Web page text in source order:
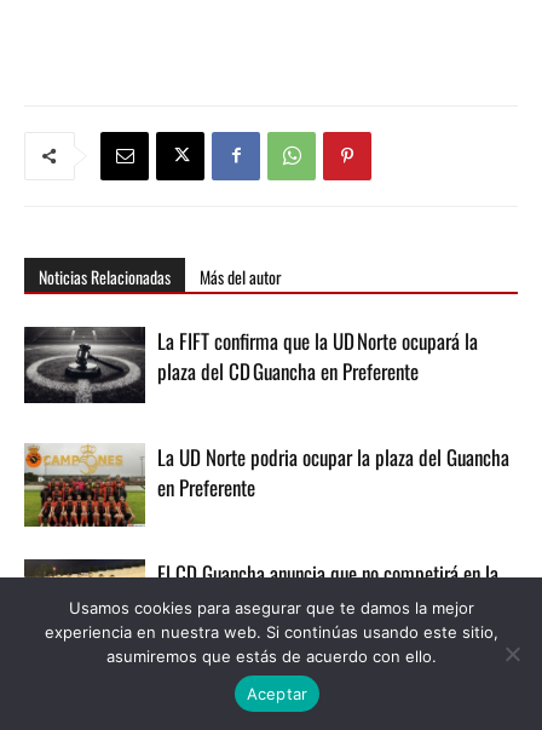
Noticias Relacionadas Más del autor
La FIFT confirma que la UD Norte ocupará la
plaza del CD Guancha en Preferente
La UD Norte podria ocupar la plaza del Guancha
en Preferente
El CD Guancha anuncia que no competirá en la
Regional Preferente
Usamos cookies para asegurar que te damos la mejor
experiencia en nuestra web. Si continúas usando este sitio,
asumiremos que estás de acuerdo con ello.
Aceptar